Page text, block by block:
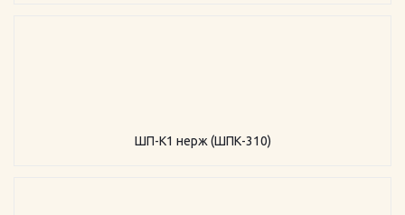
ШП-К1 нерж (ШПК-310)